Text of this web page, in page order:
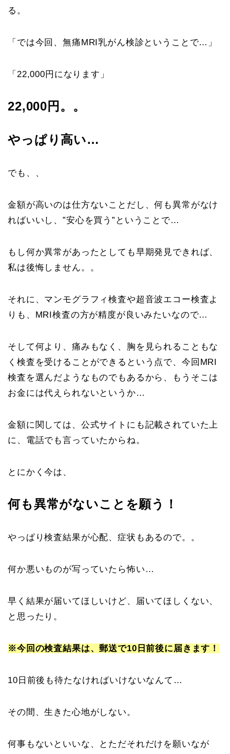
る。
「では今回、無痛MRI乳がん検診ということで…」
「22,000円になります」
22,000円。。
やっぱり高い…
でも、、
金額が高いのは仕方ないことだし、何も異常がなけ
ればいいし、”安心を買う”ということで…
もし何か異常があったとしても早期発見できれば、
私は後悔しません。。
それに、マンモグラフィ検査や超音波エコー検査よ
りも、MRI検査の方が精度が良いみたいなので…
そして何より、痛みもなく、胸を見られることもな
く検査を受けることができるという点で、今回MRI
検査を選んだようなものでもあるから、もうそこは
お金には代えられないというか…
金額に関しては、公式サイトにも記載されていた上
に、電話でも言っていたからね。
とにかく今は、
何も異常がないことを願う！
やっぱり検査結果が心配、症状もあるので。。
何か悪いものが写っていたら怖い…
早く結果が届いてほしいけど、届いてほしくない、
と思ったり。
※今回の検査結果は、郵送で10日前後に届きます！
10日前後も待たなければいけないなんて…
その間、生きた心地がしない。
何事もないといいな、とただそれだけを願いなが